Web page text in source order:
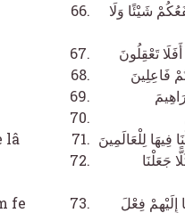
lâ
fe
شَيْئًا وَلَا
تَعْقِلُونَ
فَاعِلِينَ
فِيهَا لِلْعَالَمِينَ
جَعَلْنَا
إِلَيْهِمْ فِعْلَ